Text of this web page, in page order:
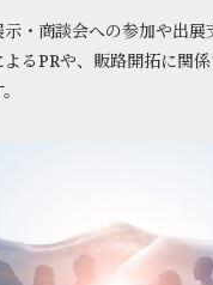
示・商談会への参加や出展
よるPRや、販路開拓に関